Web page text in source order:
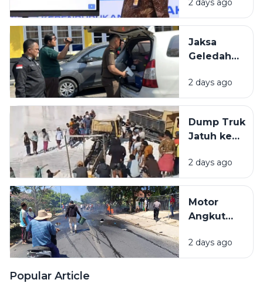
Indonesia
Berasal
Bangkalan
dan
Jaksa
Geledah
PUPR
Pamekasan,
Terkait
Proyek
Miliar.
2 days ago
Dump Truk
Jatuh ke
Galian C di
Pamekasan,
Selamat
2 days ago
Motor
Angkut
BBM
Terbakar
2 days ago
Popular Article